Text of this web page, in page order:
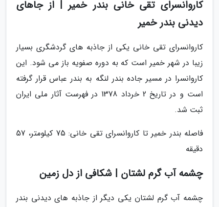
کاروانسرای تقی خانی بندر خمیر | از جاهای
دیدنی بندر خمیر
کاروانسرای تقی خانی یکی از جاذبه های گردشگری بسیار
زیبا در شهر خمیر است که به دوره صفویه باز می شود. این
کاروانسرا در مسیر جاده بندر لنگه به بندر عباس قرار گرفته
است و در تاریخ 2 خرداد 1378 در فهرست آثار ملی ایران
ثبت شد.
فاصله بندر خمیر تا کاروانسرای تقی خانی: 75 کیلومتر، 57
دقیقه
چشمه آب گرم لشتان | شکافی از دل زمین
چشمه آب گرم لشتان یکی دیگر از جاذبه های دیدنی بندر